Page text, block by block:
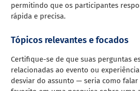
permitindo que os participantes
rápida e precisa.
Tópicos relevantes e focados
Certifique-se de que suas perguntas
relacionadas ao evento ou
desviar do assunto — seria como